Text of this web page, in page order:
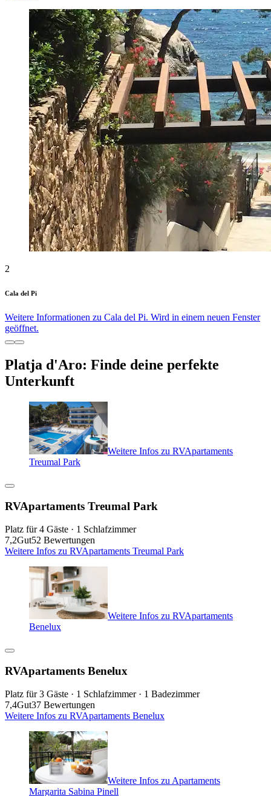
2
Cala del Pi
Weitere Informationen zu Cala del Pi. Wird in einem neuen Fenster
geöffnet.
Platja d'Aro: Finde deine perfekte
Unterkunft
Weitere Infos zu RVApartaments
Treumal Park
RVApartaments Treumal Park
Platz für 4 Gäste · 1 Schlafzimmer
7,2Gut52 Bewertungen
Weitere Infos zu RVApartaments Treumal Park
Weitere Infos zu RVApartaments
Benelux
RVApartaments Benelux
Platz für 3 Gäste · 1 Schlafzimmer · 1 Badezimmer
7,4Gut37 Bewertungen
Weitere Infos zu RVApartaments Benelux
Weitere Infos zu Apartaments
Margarita Sabina Pinell